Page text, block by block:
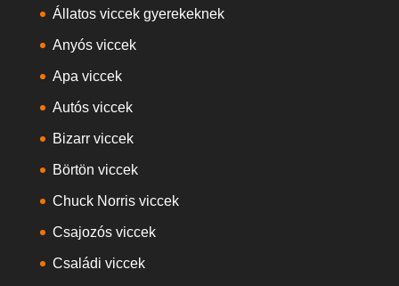
Állatos viccek gyerekeknek
Anyós viccek
Apa viccek
Autós viccek
Bizarr viccek
Börtön viccek
Chuck Norris viccek
Csajozós viccek
Családi viccek